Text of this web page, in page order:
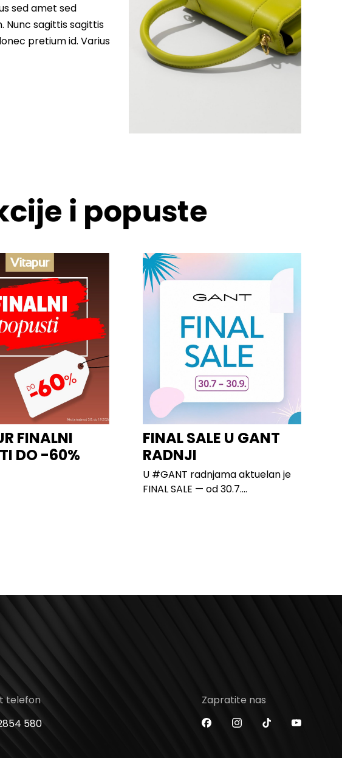
sed amet sed
Nunc sagittis sagittis
pretium id. Varius
i popuste
FINALNI
DO -60%
FINAL SALE U GANT
RADNJI
U #GANT radnjama aktuelan je
FINAL SALE — od 30.7....
telefon
580
Zapratite nas